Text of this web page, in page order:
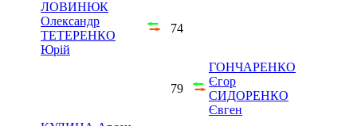
ЛОВИНЮК
Олександр
ТЕТЕРЕНКО
Юрій
74
79
ГОНЧАРЕНКО
Єгор
СИДОРЕНКО
Євген